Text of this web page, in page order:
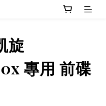
旋
專用 前碟